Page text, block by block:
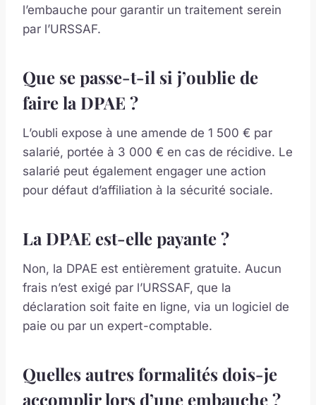
l’embauche pour garantir un traitement serein
par l’URSSAF.
Que se passe-t-il si j’oublie de
faire la DPAE ?
L’oubli expose à une amende de 1 500 € par
salarié, portée à 3 000 € en cas de récidive. Le
salarié peut également engager une action
pour défaut d’affiliation à la sécurité sociale.
La DPAE est-elle payante ?
Non, la DPAE est entièrement gratuite. Aucun
frais n’est exigé par l’URSSAF, que la
déclaration soit faite en ligne, via un logiciel de
paie ou par un expert-comptable.
Quelles autres formalités dois-je
accomplir lors d’une embauche ?